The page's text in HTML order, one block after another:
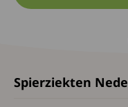
Spierziekten